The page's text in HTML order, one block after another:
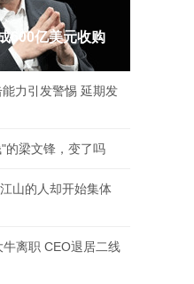
600亿美元收购
力引发警惕 延期发
的梁文锋，变了吗
山的人却开始集体
离职 CEO退居二线